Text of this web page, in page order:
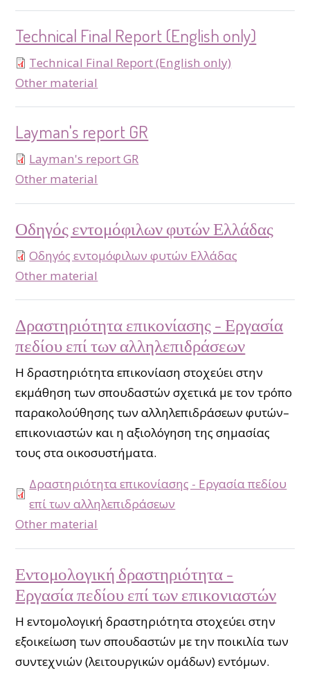
Technical Final Report (English only)
Technical Final Report (English only)
type
Other material
Layman's report GR
Layman's report GR
type
Other material
Οδηγός εντομόφιλων φυτών Ελλάδας
Οδηγός εντομόφιλων φυτών Ελλάδας
type
Other material
Δραστηριότητα επικονίασης - Εργασία
πεδίου επί των αλληλεπιδράσεων
Η δραστηριότητα επικονίαση στοχεύει στην
εκμάθηση των σπουδαστών σχετικά με τον τρόπο
παρακολούθησης των αλληλεπιδράσεωνφυτών–
επικονιαστών και η αξιολόγηση της σημασίας
τους στα οικοσυστήματα.
Δραστηριότητα επικονίασης - Εργασία πεδίου
επί των αλληλεπιδράσεων
type
Other material
Εντομολογική δραστηριότητα -
Εργασία πεδίου επί των επικονιαστών
Η εντομολογική δραστηριότητα στοχεύει στην
εξοικείωση των σπουδαστών με την ποικιλία των
συντεχνιών (λειτουργικών ομάδων) εντόμων.